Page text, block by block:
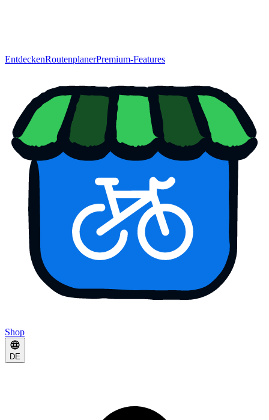
EntdeckenRoutenplanerPremium-Features
Shop
DE